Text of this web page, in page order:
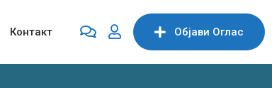
Објави Oглас
Контакт